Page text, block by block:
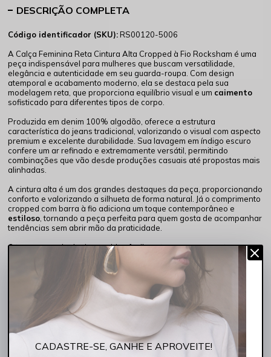
DESCRIÇÃO COMPLETA
Código identificador (SKU):RS00120-5006
A Calça Feminina Reta Cintura Alta Cropped à Fio Rocksham é uma
peça indispensável para mulheres que buscam versatilidade,
elegância e autenticidade em seu guarda-roupa. Com design
atemporal e acabamento moderno, ela se destaca pela sua
modelagem reta, que proporciona equilíbrio visual e um caimento
sofisticado para diferentes tipos de corpo.
Produzida em denim 100% algodão, oferece a estrutura
característica do jeans tradicional, valorizando o visual com aspecto
premium e excelente durabilidade. Sua lavagem em índigo escuro
confere um ar refinado e extremamente versátil, permitindo
combinações que vão desde produções casuais até propostas mais
alinhadas.
A cintura alta é um dos grandes destaques da peça, proporcionando
conforto e valorizando a silhueta de forma natural. Já o comprimento
cropped com barra à fio adiciona um toque contemporâneo e
estiloso , tornando a peça perfeita para quem gosta de acompanhar
tendências sem abrir mão da praticidade.
O tom escuro do denim combina facilmente com cores neutras,
vibrantes e estampadas, fazendo desta calça aquela
peça coringa
que acompanha você em diversas ocasiões. Seja com uma camisa
para um visual elegante, uma t-shirt para momentos descontraídos
ou uma blusa sofisticada para um jantar especial, ela entrega
sempre muito
charme
, personalidade e estilo.
✔ Modelagem reta clássica e atemporal
✔ Cintura alta que valoriza a silhueta
✔ Barra à fio com visual moderno
✔ Jeans 100% algodão de alta qualidade
✔ Lavagem índigo escuro sofisticada
CADASTRE-SE, GANHE E APROVEITE!